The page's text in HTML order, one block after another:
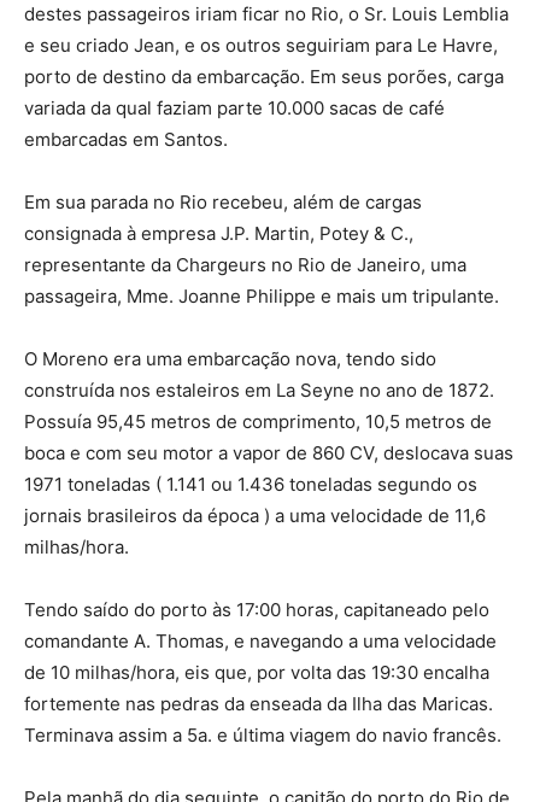
destes passageiros iriam ficar no Rio, o Sr. Louis Lemblia
e seu criado Jean, e os outros seguiriam para Le Havre,
porto de destino da embarcação. Em seus porões, carga
variada da qual faziam parte 10.000 sacas de café
embarcadas em Santos.
Em sua parada no Rio recebeu, além de cargas
consignada à empresa J.P. Martin, Potey & C.,
representante da Chargeurs no Rio de Janeiro, uma
passageira, Mme. Joanne Philippe e mais um tripulante.
O Moreno era uma embarcação nova, tendo sido
construída nos estaleiros em La Seyne no ano de 1872.
Possuía 95,45 metros de comprimento, 10,5 metros de
boca e com seu motor a vapor de 860 CV, deslocava suas
1971 toneladas ( 1.141 ou 1.436 toneladas segundo os
jornais brasileiros da época ) a uma velocidade de 11,6
milhas/hora.
Tendo saído do porto às 17:00 horas, capitaneado pelo
comandante A. Thomas, e navegando a uma velocidade
de 10 milhas/hora, eis que, por volta das 19:30 encalha
fortemente nas pedras da enseada da Ilha das Maricas.
Terminava assim a 5a. e última viagem do navio francês.